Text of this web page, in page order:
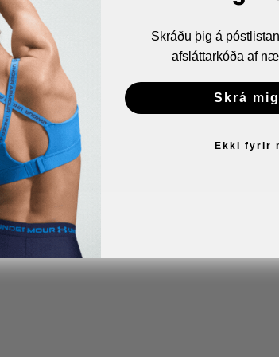
Skráðu þig á
afsláttarkóða af
Skrá
Ekki fyrir